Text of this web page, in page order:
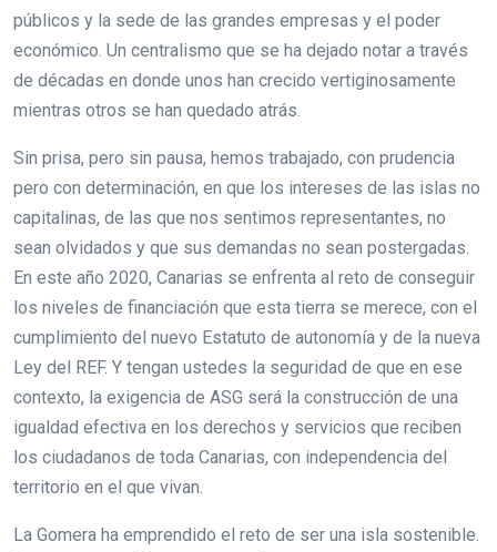
públicos y la sede de las grandes empresas y el poder
económico. Un centralismo que se ha dejado notar a través
de décadas en donde unos han crecido vertiginosamente
mientras otros se han quedado atrás.
Sin prisa, pero sin pausa, hemos trabajado, con prudencia
pero con determinación, en que los intereses de las islas no
capitalinas, de las que nos sentimos representantes, no
sean olvidados y que sus demandas no sean postergadas.
En este año 2020, Canarias se enfrenta al reto de conseguir
los niveles de financiación que esta tierra se merece, con el
cumplimiento del nuevo Estatuto de autonomía y de la nueva
Ley del REF. Y tengan ustedes la seguridad de que en ese
contexto, la exigencia de ASG será la construcción de una
igualdad efectiva en los derechos y servicios que reciben
los ciudadanos de toda Canarias, con independencia del
territorio en el que vivan.
La Gomera ha emprendido el reto de ser una isla sostenible.